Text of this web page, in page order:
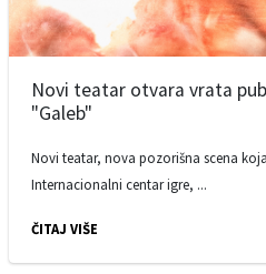
Novi teatar otvara vrata
"Galeb"
Novi teatar, nova pozorišna scena
Internacionalni centar igre, ...
ČITAJ VIŠE